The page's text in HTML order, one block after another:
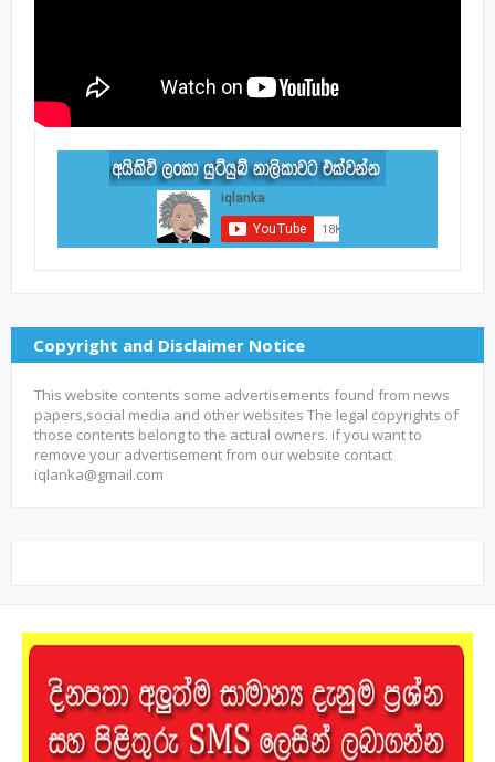
Copyright and Disclaimer Notice
This website contents some advertisements found from news
papers,social media and other websites The legal copyrights of
those contents belong to the actual owners. if you want to
remove your advertisement from our website contact
iqlanka@gmail.com